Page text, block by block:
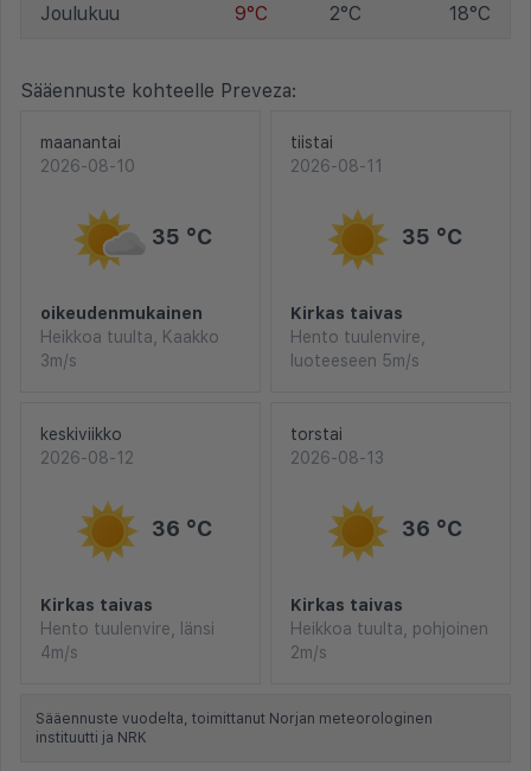
Joulukuu 9°C 2°C 18°C
Sääennuste kohteelle Preveza:
maanantai
2026-08-10
35 °C
oikeudenmukainen
Heikkoa tuulta, Kaakko
3m/s
tiistai
2026-08-11
35 °C
Kirkas taivas
Hento tuulenvire,
luoteeseen 5m/s
keskiviikko
2026-08-12
36 °C
Kirkas taivas
Hento tuulenvire, länsi
4m/s
torstai
2026-08-13
36 °C
Kirkas taivas
Heikkoa tuulta, pohjoinen
2m/s
Sääennuste vuodelta, toimittanut Norjan meteorologinen
instituutti ja NRK